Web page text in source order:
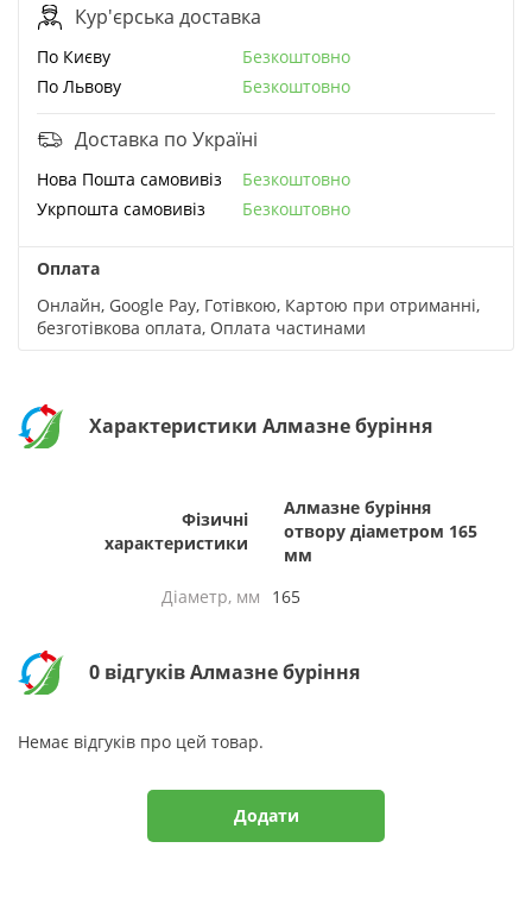
Кур'єрська доставка
По Києву
Безкоштовно
По Львову
Безкоштовно
Доставка по Україні
Нова Пошта cамовивіз
Безкоштовно
Укрпошта cамовивіз
Безкоштовно
Оплата
Онлайн, Google Pay, Готівкою, Картою при отриманні,
безготівкова оплата, Оплата частинами
Характеристики Алмазне буріння
Фізичні
характеристики
Алмазне буріння
отвору діаметром 165
мм
Діаметр, мм
165
0 відгуків Алмазне буріння
Немає відгуків про цей товар.
Додати